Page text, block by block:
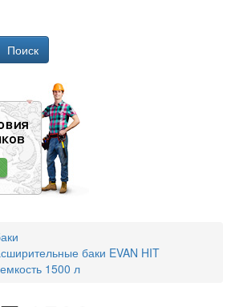
Поиск
баки EVAN HIT
1500 л